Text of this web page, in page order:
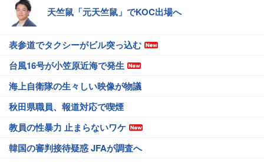
天竺鼠「元天竺鼠」でKOC出場へ
表参道でタクシーがビル突っ込む
台風16号が小笠原近海で発生
海上自衛隊の生々しい映像が物議
秋田県職員、報道対応で喫煙
教員の性暴力 止まらないワケ
韓国の審判接待疑惑 JFAが調査へ